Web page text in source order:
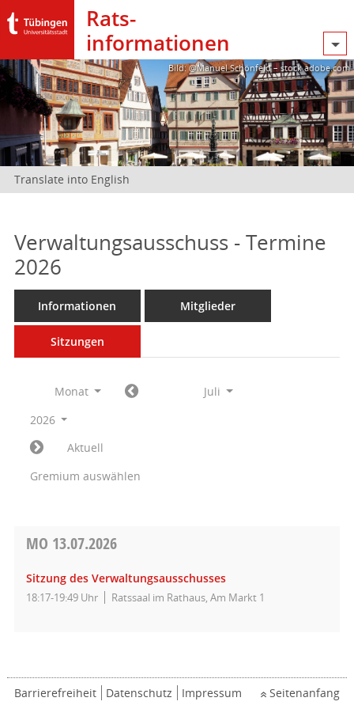
Rats­
informationen
Bild: @Manuel Schönfeld – stock.adobe.com
Translate into English
Verwaltungsausschuss - Termine
2026
Informationen Mitglieder
Sitzungen
Monat
Juli
2026
Aktuell
Gremium auswählen
MO 13.07.2026
Sitzung des Verwaltungsausschusses
18:17-19:49 Uhr Ratssaal im Rathaus, Am Markt 1
Barrierefreiheit Datenschutz Impressum Seitenanfang